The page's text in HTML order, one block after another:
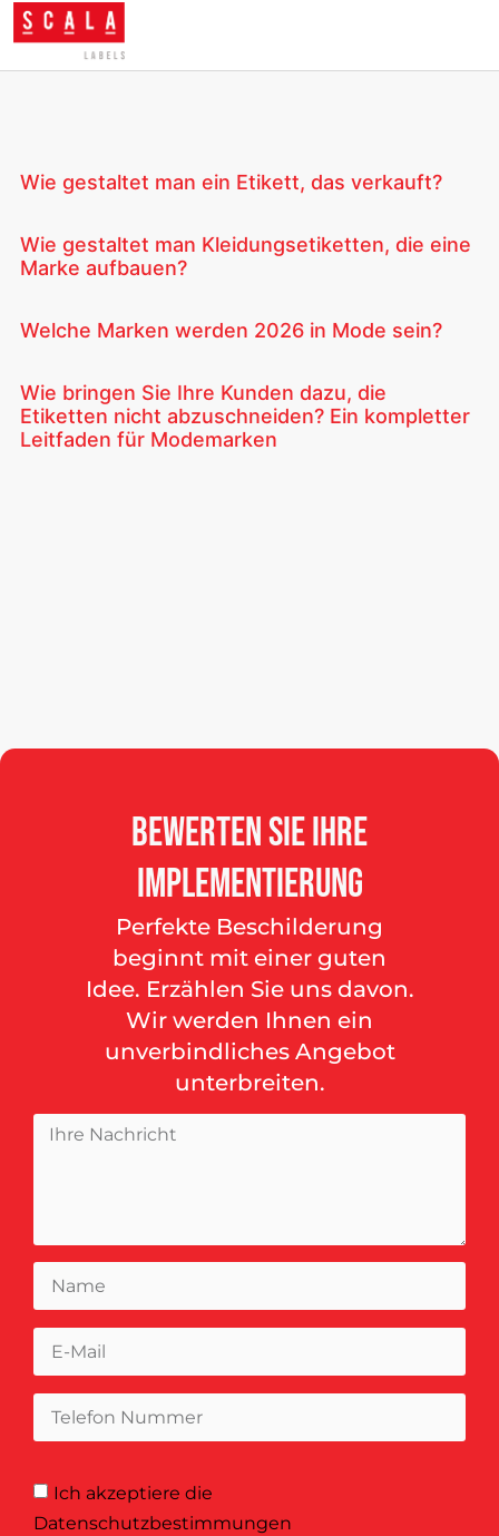
Wie gestaltet man ein Etikett, das verkauft?
Wie gestaltet man Kleidungsetiketten, die eine
Marke aufbauen?
Welche Marken werden 2026 in Mode sein?
Wie bringen Sie Ihre Kunden dazu, die
Etiketten nicht abzuschneiden? Ein kompletter
Leitfaden für Modemarken
BewertenSieIhre
Implementierung
Perfekte Beschilderung
beginnt mit einer guten
Idee. Erzählen Sie uns davon.
Wir werden Ihnen ein
unverbindliches Angebot
unterbreiten.
Ich akzeptieredie
Datenschutzbestimmungen